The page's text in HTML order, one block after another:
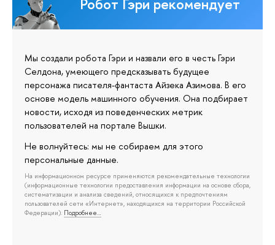
Робот Гэри рекомендует
Мы создали робота Гэри и назвали его в честь Гэри
Селдона, умеющего предсказывать будущее
персонажа писателя-фантаста Айзека Азимова. В его
основе модель машинного обучения. Она подбирает
новости, исходя из поведенческих метрик
пользователей на портале Вышки.
Не волнуйтесь: мы не собираем для этого
персональные данные.
На информационном ресурсе применяются рекомендательные технологии
(информационные технологии предоставления информации на основе сбора,
систематизации и анализа сведений, относящихся к предпочтениям
пользователей сети «Интернет», находящихся на территории Российской
Федерации). Подробнее…